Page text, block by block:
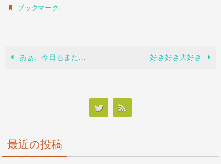
ブックマーク.
あぁ、今日もまた… 好き好き大好き
最近の投稿